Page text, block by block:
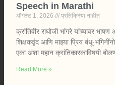
Speech in Marathi
ऑगस्ट 1, 2026 प्रतिक्रिया नाहीत
क्रांतिवीर राघोजी भांगरे यांच्यावर
शिक्षकवृंद आणि माझ्या प्रिय बंधू-
एका अशा महान क्रांतिकारकाविषयी
Read More »